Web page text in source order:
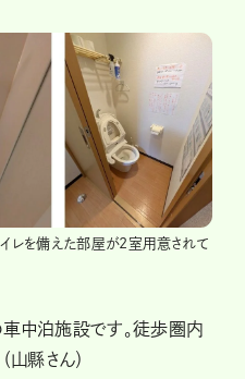
レを備えた部屋が2室用意されて
車中泊施設です。徒歩圏内
山縣さん）